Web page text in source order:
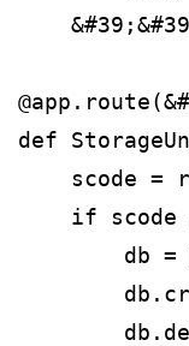
def
scode =
if scode
db =